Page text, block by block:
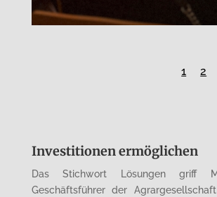
1 2
Investitionen ermöglichen
Das Stichwort Lösungen griff
Geschäftsführer der